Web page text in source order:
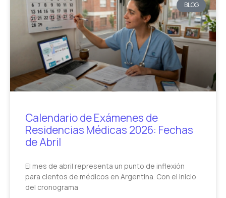
BLOG
Calendario de Exámenes de
Residencias Médicas 2026: Fechas
de Abril
El mes de abril representa un punto de inflexión
para cientos de médicos en Argentina. Con el inicio
del cronograma